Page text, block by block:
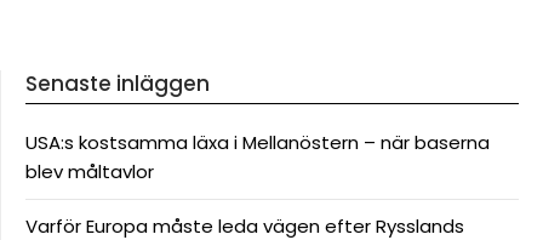
Senaste inläggen
USA:s kostsamma läxa i Mellanöstern – när baserna
blev måltavlor
Varför Europa måste leda vägen efter Rysslands